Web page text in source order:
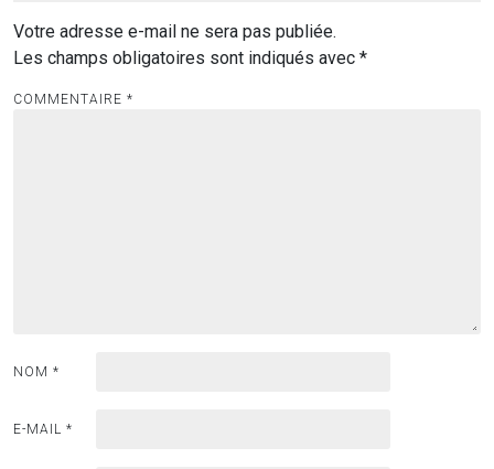
Votre adresse e-mail ne sera pas publiée.
Les champs obligatoires sont indiqués avec *
COMMENTAIRE *
NOM *
E-MAIL *